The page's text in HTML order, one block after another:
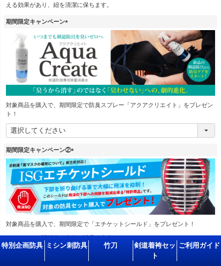
)
える効果があり、紐を清潔に保ちます。
期間限定キャンペーン
必
須
)
対象商品を購入で、期間限定で防臭スプレー「アクアクリエイト」をプレゼン
ト！
期間限定キャンペーン②
(
必
須
)
対象商品を購入で、期間限定で「エチケットシールド」をプレゼント！
面の試着、サイズ確認は必ず開封前に行ってください。
特別企画防具 ミシン刺防具 竹刀
剣道着袴セッ
ト
ご利用ガイド